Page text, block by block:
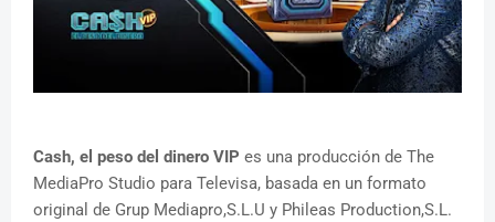
Cash, el peso del dinero VIP es una producción de The
MediaPro Studio para Televisa, basada en un formato
original de Grup Mediapro,S.L.U y Phileas Production,S.L.